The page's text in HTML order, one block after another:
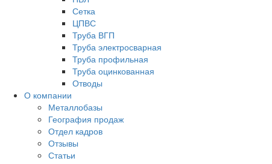
Сетка
ЦПВС
Труба ВГП
Труба электросварная
Труба профильная
Труба оцинкованная
Отводы
О компании
Металлобазы
География продаж
Отдел кадров
Отзывы
Статьи